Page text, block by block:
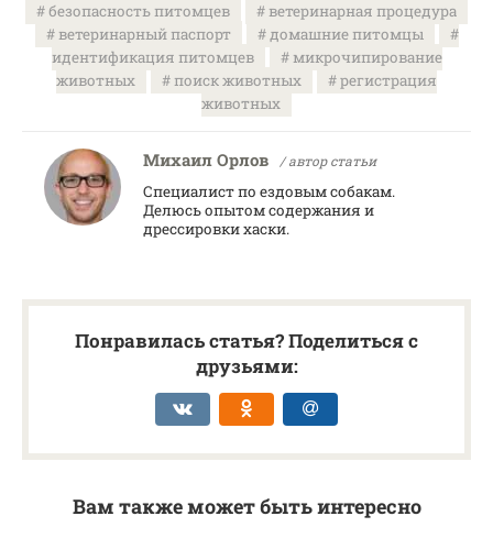
безопасность питомцев
ветеринарная процедура
ветеринарный паспорт
домашние питомцы
идентификация питомцев
микрочипирование
животных
поиск животных
регистрация
животных
Михаил Орлов / автор статьи
Специалист по ездовым собакам.
Делюсь опытом содержания и
дрессировки хаски.
Понравилась статья? Поделиться с
друзьями:
Вам также может быть интересно